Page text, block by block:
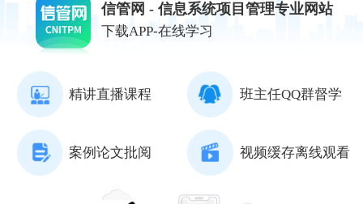
信管网 - 信息系统项目管理专业网站
下载APP-在线学习
精讲直播课程 班主任QQ群督学
案例论文批阅 视频缓存离线观看